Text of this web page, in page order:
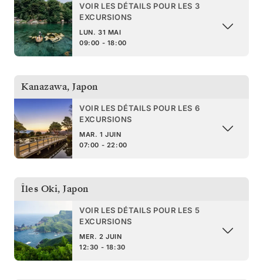
VOIR LES DÉTAILS POUR LES 3
EXCURSIONS
LUN. 31 MAI
09:00 - 18:00
Kanazawa, Japon
VOIR LES DÉTAILS POUR LES 6
EXCURSIONS
MAR. 1 JUIN
07:00 - 22:00
Îles Oki, Japon
VOIR LES DÉTAILS POUR LES 5
EXCURSIONS
MER. 2 JUIN
12:30 - 18:30